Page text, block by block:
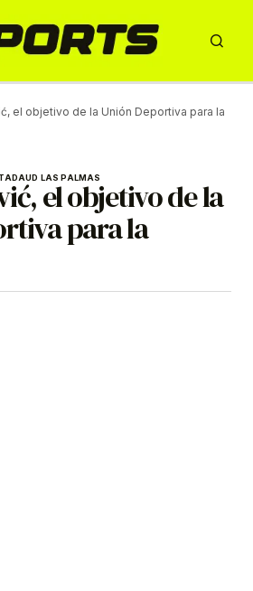
el objetivo de la Unión Deportiva para la
UD LAS PALMAS
el objetivo de la
para la